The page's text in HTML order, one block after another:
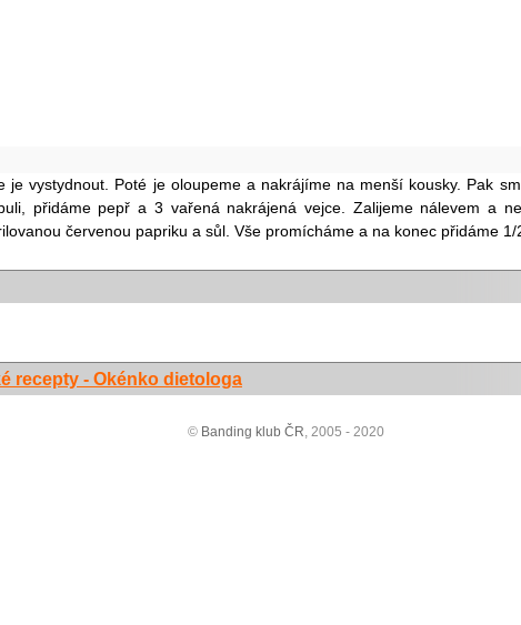
je vystydnout. Poté je oloupeme a nakrájíme na menší kousky. Pak
přidáme pepř a 3 vařená nakrájená vejce. Zalijeme nálevem a
červenou papriku a sůl. Vše promícháme a na konec přidáme 1/
recepty - Okénko dietologa
© Banding klub ČR, 2005 - 2020